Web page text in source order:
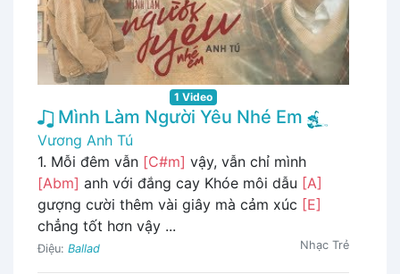
1 Video
Mình Làm Người Yêu Nhé Em
Vương Anh Tú
1. Mỗi đêm vẫn [C#m] vậy, vẫn chỉ mình
[Abm] anh với đắng cay Khóe môi dẫu [A]
gượng cười thêm vài giây mà cảm xúc [E]
chẳng tốt hơn vậy ...
Điệu: Ballad Nhạc Trẻ